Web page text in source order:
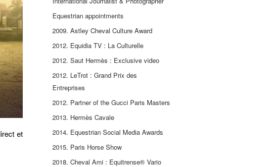
et
Equestrian appointments
2009. Astley Cheval Culture Award
2012. Equidia TV : La Culturelle
2012. Saut Hermès : Exclusive video
2012. LeTrot : Grand Prix des
Entreprises
2012. Partner of the Gucci Paris Masters
2013. Hermès Cavale
2014. Equestrian Social Media Awards
2015. Paris Horse Show
2018. Cheval Ami : Equitrense® Vario